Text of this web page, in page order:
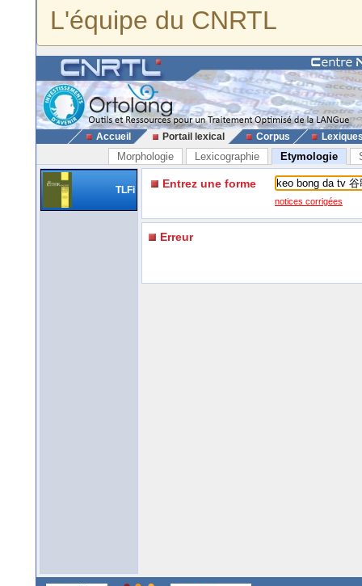
L'équipe du CNRTL
Accueil Portail lexical Corpus
Morphologie Lexicographie Etymologie
TLFi Entrez une forme
notices corrigées
Erreur